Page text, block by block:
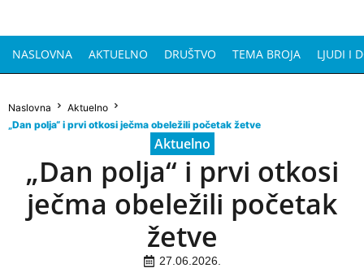
NASLOVNA AKTUELNO DRUŠTVO TEMA BROJA LJUDI I
Naslovna
Aktuelno
„Dan polja“ i prvi otkosi ječma obeležili početak žetve
Aktuelno
„Dan polja“ i prvi otkosi
ječma obeležili početak
žetve
27.06.2026.